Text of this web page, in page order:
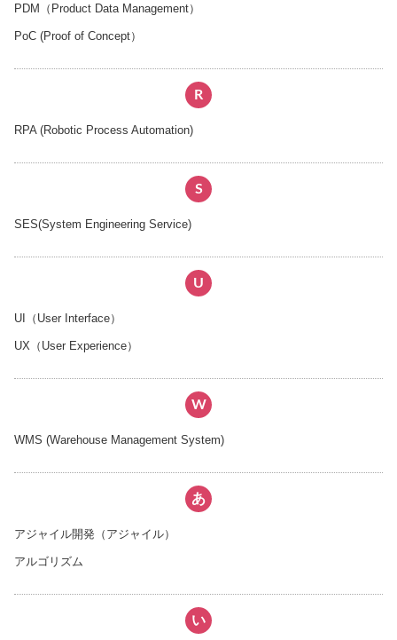
PDM（Product Data Management）
PoC (Proof of Concept）
R
RPA (Robotic Process Automation)
S
SES(System Engineering Service)
U
UI（User Interface）
UX（User Experience）
W
WMS (Warehouse Management System)
あ
アジャイル開発（アジャイル）
アルゴリズム
い